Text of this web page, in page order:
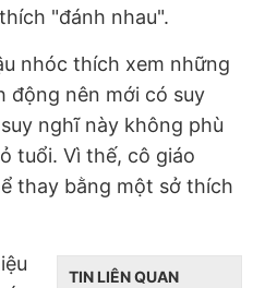
"đánh nhau".
nhóc thích xem những
động nên mới có suy
nghĩ này không phù
tuổi. Vì thế, cô giáo
thay bằng một sở thích
TIN LIÊN QUAN